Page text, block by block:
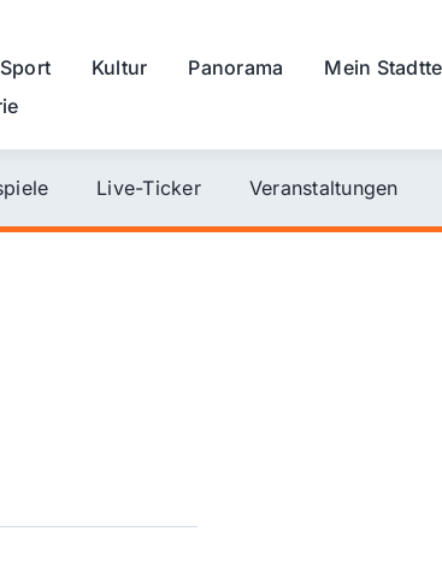
Sport Kultur Panorama
Mein
Live-Ticker Veranstaltungen